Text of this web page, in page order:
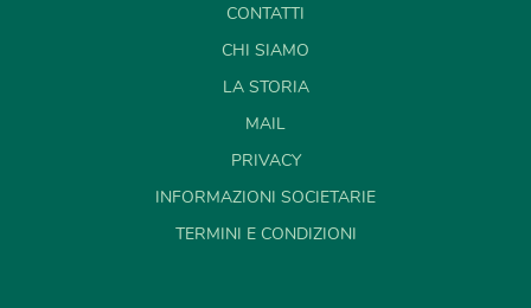
CONTATTI
CHI SIAMO
LA STORIA
MAIL
PRIVACY
INFORMAZIONI SOCIETARIE
TERMINI E CONDIZIONI